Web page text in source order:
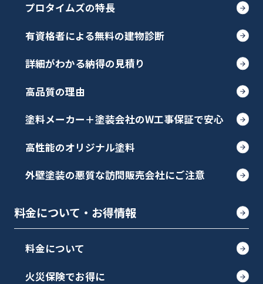
プロタイムズの特長
有資格者による無料の建物診断
詳細がわかる納得の見積り
高品質の理由
塗料メーカー＋塗装会社のW工事保証で安心
高性能のオリジナル塗料
外壁塗装の悪質な訪問販売会社にご注意
料金について・お得情報
料金について
火災保険でお得に